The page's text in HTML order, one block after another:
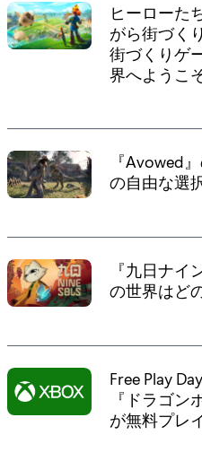
ヒーローた
がら街づく
街づくりゲ
界へようこ
『Avowed
の自由な選
『九日ナイ
の世界はど
Free Play
『ドラゴ
が無料プレ